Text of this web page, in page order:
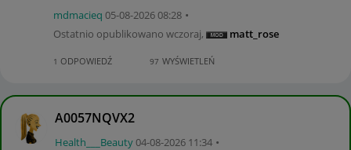
mdmacieq ‎05-08-202608:28
Ostatnio opublikowano wczoraj, matt_rose
1 ODPOWIEDŹ 97 WYŚWIETLEŃ
A0057NQVX2
Health___Beauty‎04-08-2026 11:34